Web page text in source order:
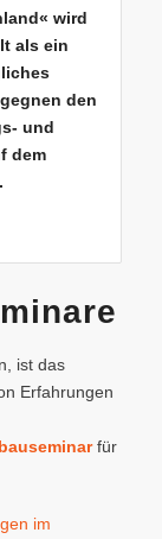
wird
als ein
den
und
dem
ist das
Erfahrungen
für
im